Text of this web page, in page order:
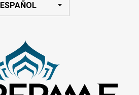
ESPAÑOL